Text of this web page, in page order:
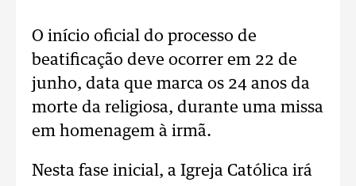
O início oficial do processo de
beatificação deve ocorrer em 22 de
junho, data que marca os 24 anos da
morte da religiosa, durante uma missa
em homenagem à irmã.
Nesta fase inicial, a Igreja Católica irá